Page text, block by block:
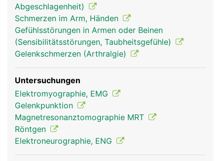
Abgeschlagenheit)
Schmerzen im Arm, Händen
Gefühlsstörungen in Armen oder Beinen
(Sensibilitätsstörungen, Taubheitsgefühle)
Gelenkschmerzen (Arthralgie)
Untersuchungen
Elektromyographie, EMG
Gelenkpunktion
Magnetresonanztomographie MRT
Röntgen
Elektroneurographie, ENG